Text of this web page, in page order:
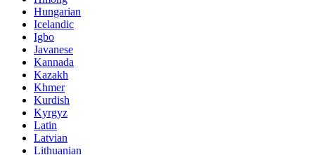
Hungarian
Icelandic
Igbo
Javanese
Kannada
Kazakh
Khmer
Kurdish
Kyrgyz
Latin
Latvian
Lithuanian